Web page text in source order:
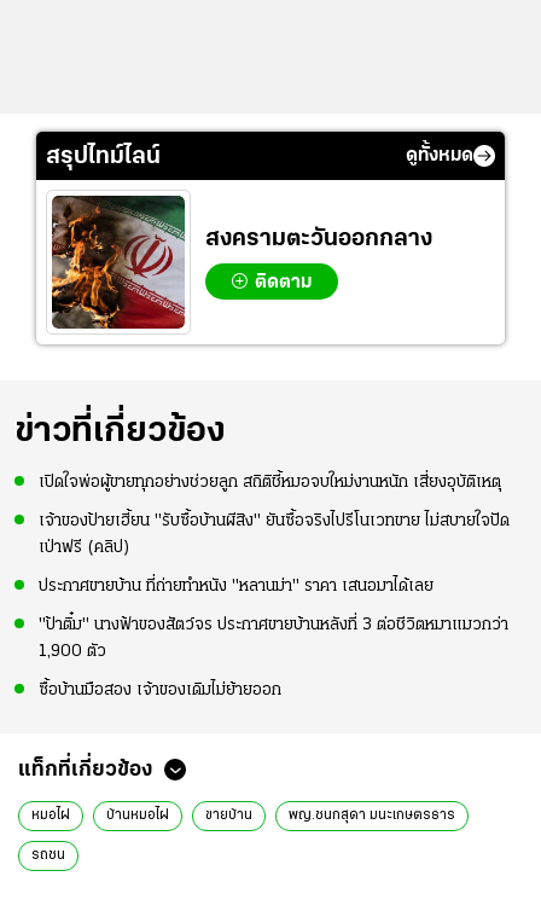
สรุปไทม์ไลน์ ดูทั้งหมด
สงครามตะวันออกกลาง
ติดตาม
ข่าวที่เกี่ยวข้อง
เปิดใจพ่อผู้ขายทุกอย่างช่วยลูก สถิติชี้หมอจบใหม่งานหนัก เสี่ยงอุบัติเหตุ
เจ้าของป้ายเฮี้ยน "รับซื้อบ้านผีสิง" ยันซื้อจริงไปรีโนเวทขาย ไม่สบายใจปัด
เป่าฟรี (คลิป)
ประกาศขายบ้าน ที่ถ่ายทำหนัง "หลานม่า" ราคา เสนอมาได้เลย
"ป้าติ๋ม" นางฟ้าของสัตว์จร ประกาศขายบ้านหลังที่ 3 ต่อชีวิตหมาแมวกว่า
1,900 ตัว
ซื้อบ้านมือสอง เจ้าของเดิมไม่ย้ายออก
แท็กที่เกี่ยวข้อง
หมอไผ่ บ้านหมอไผ่ ขายบ้าน พญ.ชนกสุดา มนะเกษตรธาร
รถชน